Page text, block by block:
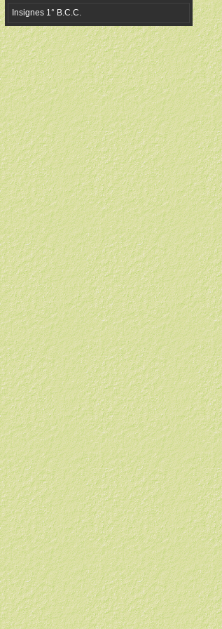
Insignes 1° B.C.C.